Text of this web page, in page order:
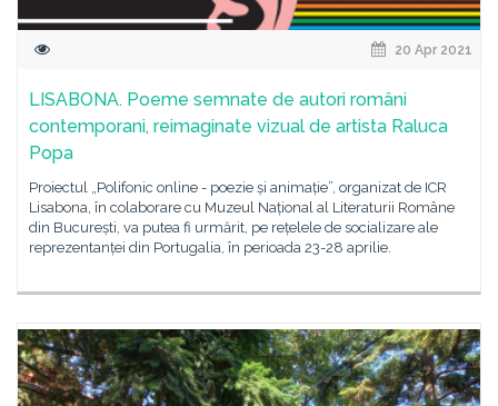
20 Apr 2021
LISABONA. Poeme semnate de autori români
contemporani, reimaginate vizual de artista Raluca
Popa
Proiectul „Polifonic online - poezie și animație”, organizat de ICR
Lisabona, în colaborare cu Muzeul Național al Literaturii Române
din București, va putea fi urmărit, pe rețelele de socializare ale
reprezentanței din Portugalia, în perioada 23-28 aprilie.